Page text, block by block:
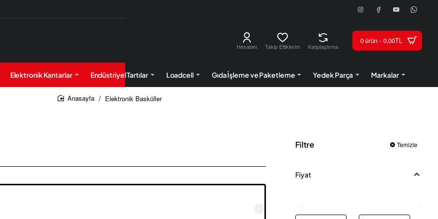
Hesabım Takip Ettiklerim Karşılaştırma
0 ürün - 0,00TL
Elektronik Kantarlar Endüstriyel Tartılar Loadcell Gıda İşleme ve Paketleme Yedek Parça Markalar
home
Elektronik Basküller
Filtre Temizle
Fiyat